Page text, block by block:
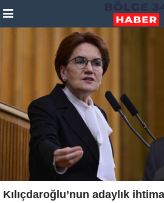
Kılıçdaroğlu’nun adaylık